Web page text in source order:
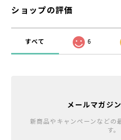
ショップの評価
すべて 6
メールマガジ
新商品やキャンペーンなどの
す。